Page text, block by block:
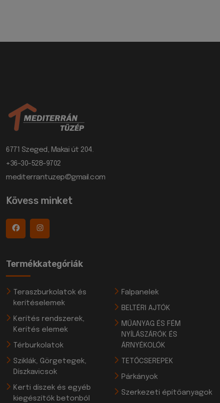
6771 Szeged, Makai út 204.
+36-30-528-9702
mediterrantuzep@gmail.com
Kövess minket
Termékkategóriák
Teraszburkolatok és
kerítéselemek
Kerítés rendszerek,
Kerítés elemek
Térburkolatok
Sziklák, Görgetegek,
Díszkavicsok
Kerti díszek és egyéb
kiegészítők betonból
Falpanelek
BELTÉRI AJTÓK
MŰANYAG ÉS FÉM
NYÍLÁSZÁRÓK ÉS
ÁRNYÉKOLÓK
TETŐCSEREPEK
Párkányok
Szerkezeti építőanyagok